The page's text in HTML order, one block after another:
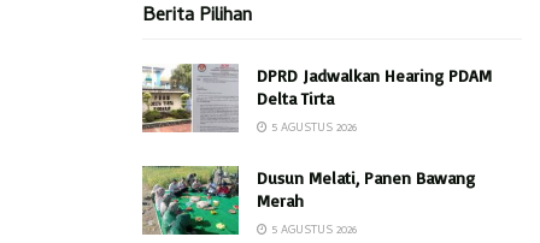
Berita Pilihan
DPRD Jadwalkan Hearing PDAM
Delta Tirta
5 AGUSTUS 2026
Dusun Melati, Panen Bawang
Merah
5 AGUSTUS 2026